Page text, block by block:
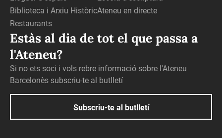
Biblioteca i Arxiu Històric
Restaurants
Ateneu en directe
Estàs al dia de tot el que passa a
l'Ateneu?
Si no ets soci i vols rebre informació sobre l'Ateneu
Barcelonès subscriu-te al butlletí
Subscriu-te al butlletí